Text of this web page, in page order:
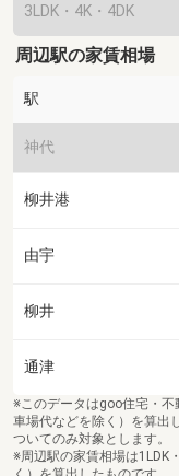
3LDK・4K・4DK
周辺駅の家賃相場
駅
神代
柳井港
由宇
柳井
通津
※このデータはgoo住宅・
車場代などを除く）を算出
ついてのみ対象とします。
※周辺駅の家賃相場は1LDK